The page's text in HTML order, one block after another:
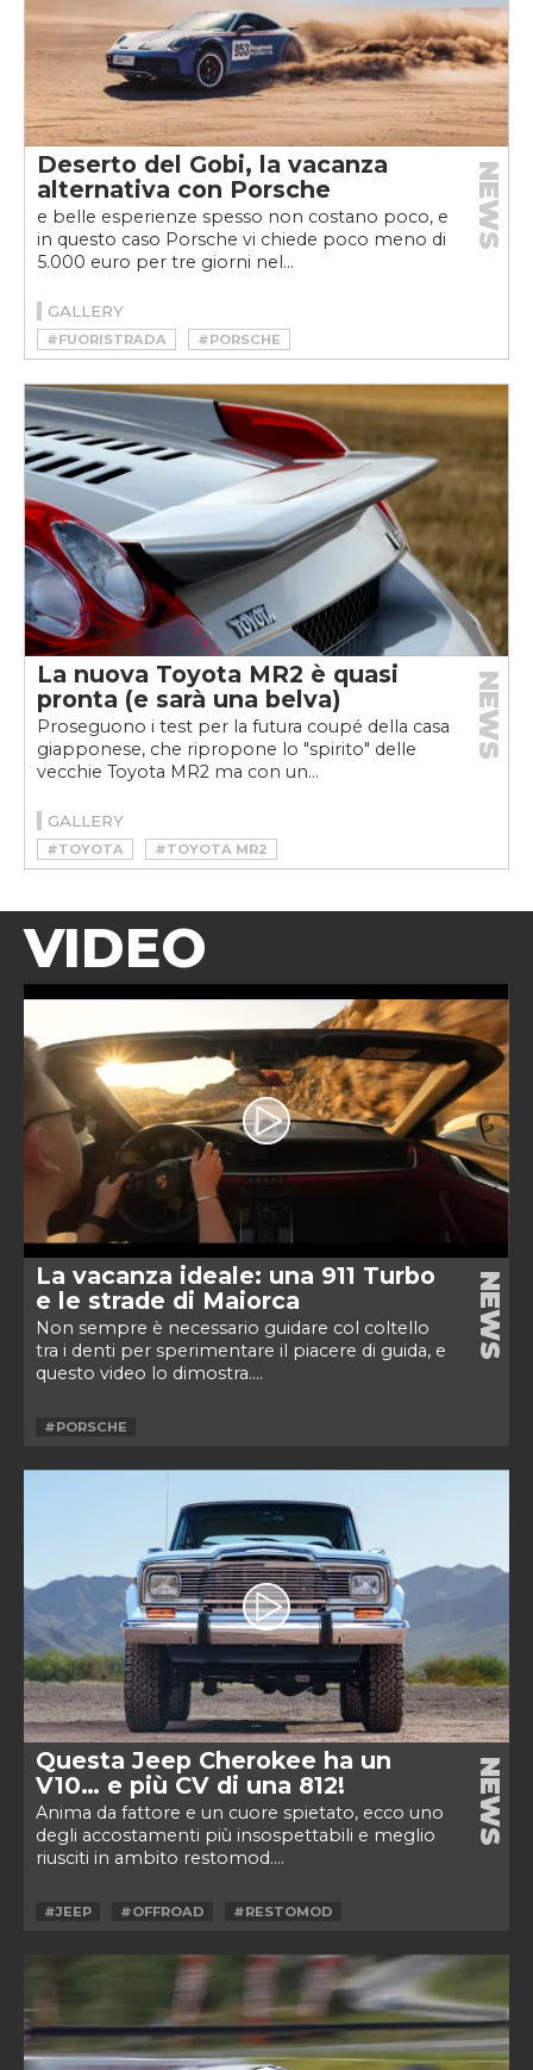
Deserto del Gobi, la vacanza
alternativa con Porsche
e belle esperienze spesso non costano poco, e
in questo caso Porsche vi chiede poco meno di
5.000 euro per tre giorni nel...
NEWS
GALLERY
#FUORISTRADA #PORSCHE
La nuova Toyota MR2 è quasi
pronta (e sarà una belva)
Proseguono i test per la futura coupé della casa
giapponese, che ripropone lo "spirito" delle
vecchie Toyota MR2 ma con un...
NEWS
GALLERY
#TOYOTA #TOYOTA MR2
VIDEO
La vacanza ideale: una 911 Turbo
e le strade di Maiorca
Non sempre è necessario guidare col coltello
tra i denti per sperimentare il piacere di guida, e
questo video lo dimostra....
NEWS
#PORSCHE
Questa Jeep Cherokee ha un
V10… e più CV di una 812!
Anima da fattore e un cuore spietato, ecco uno
degli accostamenti più insospettabili e meglio
riusciti in ambito restomod....
NEWS
#JEEP #OFFROAD #RESTOMOD